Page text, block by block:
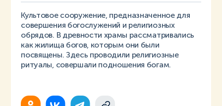
Культовое сооружение, предназначенное для
совершения богослужений и религиозных
обрядов. В древности храмы рассматривались
как жилища богов, которым они были
посвящены. Здесь проводили религиозные
ритуалы, совершали подношения богам.